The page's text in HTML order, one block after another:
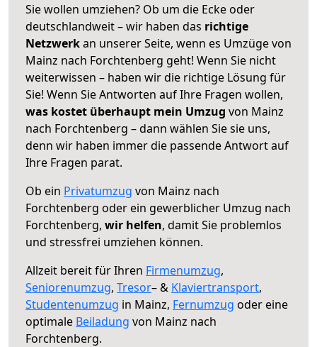
Sie wollen umziehen? Ob um die Ecke oder
deutschlandweit – wir haben das richtige
Netzwerkan unserer Seite, wenn es Umzüge von
Mainz nach Forchtenberg geht! Wenn Sie nicht
weiterwissen – haben wir die richtige Lösung für
Sie! Wenn Sie Antworten auf Ihre Fragen wollen,
was kostet überhaupt mein Umzug von Mainz
nach Forchtenberg – dann wählen Sie sie uns,
denn wir haben immer die passende Antwort auf
Ihre Fragen parat.
Ob ein Privatumzug von Mainz nach
Forchtenberg oder ein gewerblicher Umzug nach
Forchtenberg, wir helfen, damit Sie problemlos
und stressfrei umziehen können.
Allzeit bereit für Ihren Firmenumzug,
Seniorenumzug, Tresor– & Klaviertransport,
Studentenumzug in Mainz, Fernumzug oder eine
optimale Beiladung von Mainz nach
Forchtenberg.